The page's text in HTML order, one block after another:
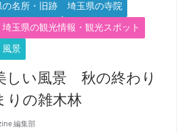
の名所・旧跡
埼玉県の寺院
埼玉県の観光情報・観光スポット
風景
しい風景 秋の終わり
りの雑木林
編集部